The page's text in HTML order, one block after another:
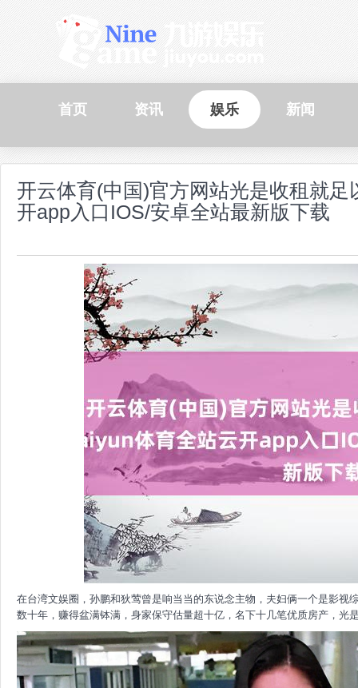
首页 资讯 娱乐 新闻
开云体育(中国)官方网站光是收租就
开app入口IOS/安卓全站最新版下载
在台湾文娱圈，孙鹏和狄莺曾是响当当的东说念主物，夫妇俩一个是影视
数十年，赚得盆满钵满，身家保守估量超十亿，名下十几笔优质房产，光